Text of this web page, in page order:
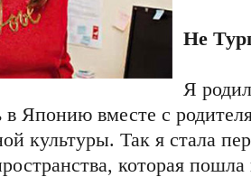
Не
Я
в Японию вместе с
культуры. Так я стала
которая